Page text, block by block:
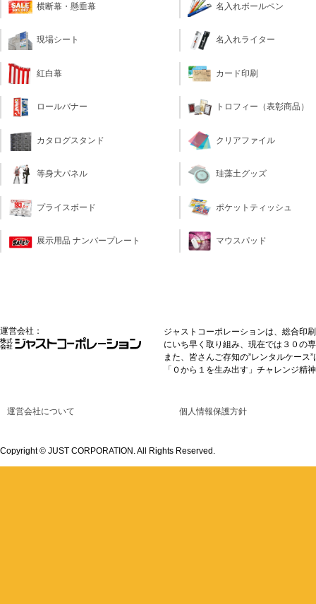
横断幕・懸垂幕
現場シート
紅白幕
ロールバナー
カタログスタンド
等身大パネル
プライスボード
展示用品 ナンバープレート
名入れボールペン
名入れライター
カード印刷
トロフィー（表彰商品）
クリアファイル
珪藻土グッズ
ポケットティッシュ
マウスパッド
運営会社：
ジャストコーポレーションは、総合印
にいち早く取り組み、現在では３０の
また、皆さんご存知の”レンタルケー
「０から１を生み出す」チャレンジ精
運営会社について 個人情報保護方針
Copyright © JUST CORPORATION. All Rights Reserved.